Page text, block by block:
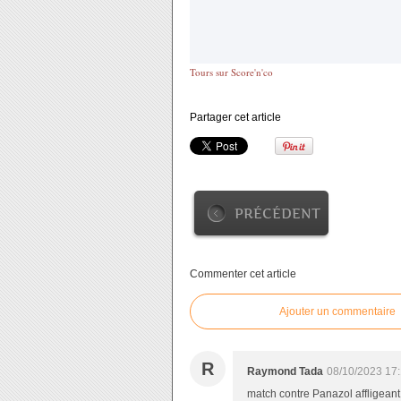
Tours sur Score'n'co
Partager cet article
PRÉCÉDENT
Commenter cet article
Ajouter un commentaire
R Raymond Tada 08/10/2023
match contre Panazol